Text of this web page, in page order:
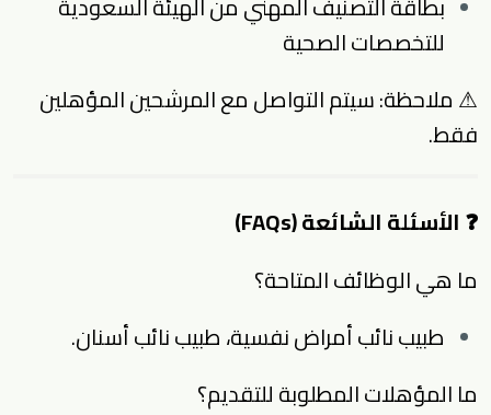
للتخصصات الصحية
⚠ ملاحظة: سيتم التواصل مع المرشحين المؤهلين
فقط.
❓ الأسئلة الشائعة (FAQs)
ما هي الوظائف المتاحة؟
طبيب نائب أمراض نفسية، طبيب نائب أسنان.
ما المؤهلات المطلوبة للتقديم؟